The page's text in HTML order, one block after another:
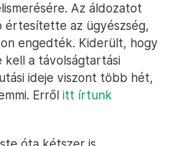
Az áldozatot
az ügyészség,
engedték. Kiderült, hogy
kell a távolságtartási
ideje viszont több hét,
Erről itt írtunk